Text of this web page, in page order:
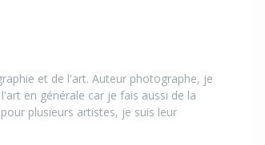
et de l'art. Auteur photographe, je
en générale car je fais aussi de la
plusieurs artistes, je suis leur